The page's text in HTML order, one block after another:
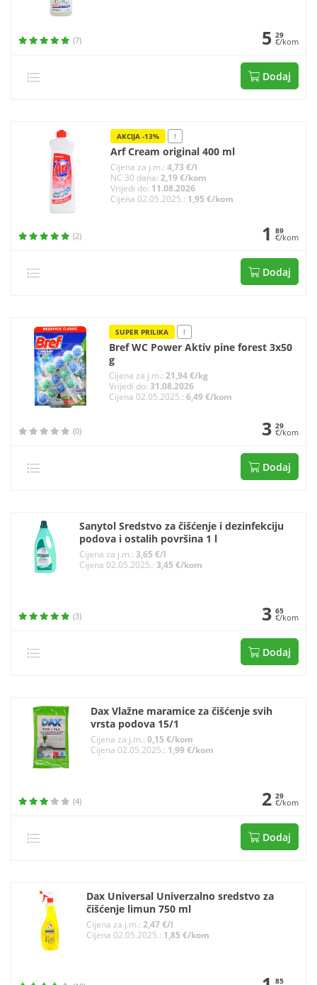
(7) 5 29
€/kom
Dodaj
AKCIJA -13% !
Arf Cream original 400 ml
Cijena za j.m.: 4,73 €/l
NC 30 dana: 2,19 €/kom
Vrijedi do: 11.08.2026
Cijena 02.05.2025.: 1,95 €/kom
(2) 1 89
€/kom
Dodaj
SUPER PRILIKA !
Bref WC Power Aktiv pine forest 3x50
g
Cijena za j.m.:21,94 €/kg
Vrijedi do:31.08.2026
Cijena 02.05.2025.:6,49 €/kom
(0) 3 29
€/kom
Dodaj
Sanytol Sredstvo za čišćenje i dezinfekciju
podova i ostalih površina 1 l
Cijena za j.m.:3,65 €/l
Cijena 02.05.2025.:3,45 €/kom
(3) 3 65
€/kom
Dodaj
Dax Vlažne maramice za čišćenje svih
vrsta podova 15/1
Cijena za j.m.: 0,15 €/kom
Cijena 02.05.2025.: 1,99 €/kom
(4) 2 29
€/kom
Dodaj
Dax Universal Univerzalno sredstvo za
čišćenje limun 750 ml
Cijena za j.m.:2,47 €/l
Cijena 02.05.2025.: 1,85 €/kom
85